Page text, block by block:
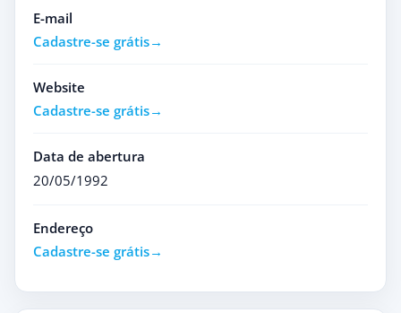
E-mail
Cadastre-se grátis
Website
Cadastre-se grátis
Data de abertura
20/05/1992
Endereço
Cadastre-se grátis